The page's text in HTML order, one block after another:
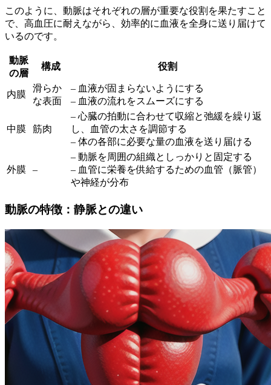
このように、動脈はそれぞれの層が重要な役割を果たすこと
で、高血圧に耐えながら、効率的に血液を全身に送り届けて
いるのです。
動脈
の層
構成 役割
内膜
滑らか
な表面
– 血液が固まらないようにする
– 血液の流れをスムーズにする
中膜 筋肉
– 心臓の拍動に合わせて収縮と弛緩を繰り返
し、血管の太さを調節する
– 体の各部に必要な量の血液を送り届ける
外膜 –
– 動脈を周囲の組織としっかりと固定する
– 血管に栄養を供給するための血管（脈管）
や神経が分布
動脈の特徴：静脈との違い